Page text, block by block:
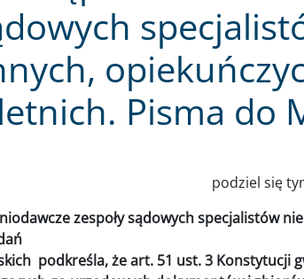
Pisma do
podziel się
zespoły sądowych specjalistów
podkreśla, że art. 51 ust. 3 Konstytucji